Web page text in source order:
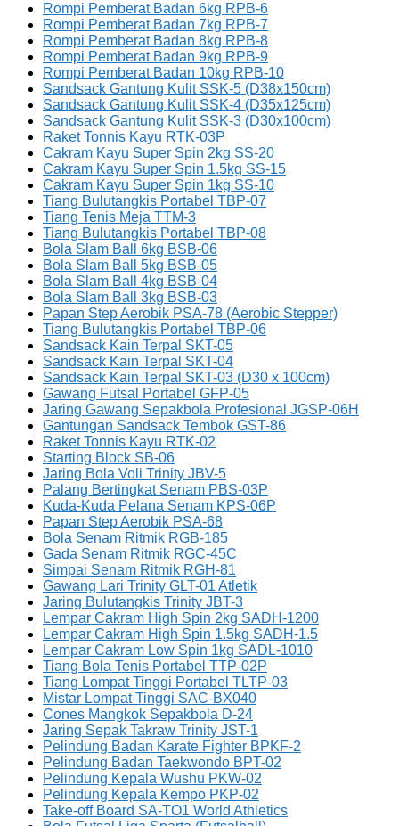
Rompi Pemberat Badan 6kg RPB-6
Rompi Pemberat Badan 7kg RPB-7
Rompi Pemberat Badan 8kg RPB-8
Rompi Pemberat Badan 9kg RPB-9
Rompi Pemberat Badan 10kg RPB-10
Sandsack Gantung Kulit SSK-5 (D38x150cm)
Sandsack Gantung Kulit SSK-4 (D35x125cm)
Sandsack Gantung Kulit SSK-3 (D30x100cm)
Raket Tonnis Kayu RTK-03P
Cakram Kayu Super Spin 2kg SS-20
Cakram Kayu Super Spin 1.5kg SS-15
Cakram Kayu Super Spin 1kg SS-10
Tiang Bulutangkis Portabel TBP-07
Tiang Tenis Meja TTM-3
Tiang Bulutangkis Portabel TBP-08
Bola Slam Ball 6kg BSB-06
Bola Slam Ball 5kg BSB-05
Bola Slam Ball 4kg BSB-04
Bola Slam Ball 3kg BSB-03
Papan Step Aerobik PSA-78 (Aerobic Stepper)
Tiang Bulutangkis Portabel TBP-06
Sandsack Kain Terpal SKT-05
Sandsack Kain Terpal SKT-04
Sandsack Kain Terpal SKT-03 (D30 x 100cm)
Gawang Futsal Portabel GFP-05
Jaring Gawang Sepakbola Profesional JGSP-06H
Gantungan Sandsack Tembok GST-86
Raket Tonnis Kayu RTK-02
Starting Block SB-06
Jaring Bola Voli Trinity JBV-5
Palang Bertingkat Senam PBS-03P
Kuda-Kuda Pelana Senam KPS-06P
Papan Step Aerobik PSA-68
Bola Senam Ritmik RGB-185
Gada Senam Ritmik RGC-45C
Simpai Senam Ritmik RGH-81
Gawang Lari Trinity GLT-01 Atletik
Jaring Bulutangkis Trinity JBT-3
Lempar Cakram High Spin 2kg SADH-1200
Lempar Cakram High Spin 1.5kg SADH-1.5
Lempar Cakram Low Spin 1kg SADL-1010
Tiang Bola Tenis Portabel TTP-02P
Tiang Lompat Tinggi Portabel TLTP-03
Mistar Lompat Tinggi SAC-BX040
Cones Mangkok Sepakbola D-24
Jaring Sepak Takraw Trinity JST-1
Pelindung Badan Karate Fighter BPKF-2
Pelindung Badan Taekwondo BPT-02
Pelindung Kepala Wushu PKW-02
Pelindung Kepala Kempo PKP-02
Take-off Board SA-TO1 World Athletics